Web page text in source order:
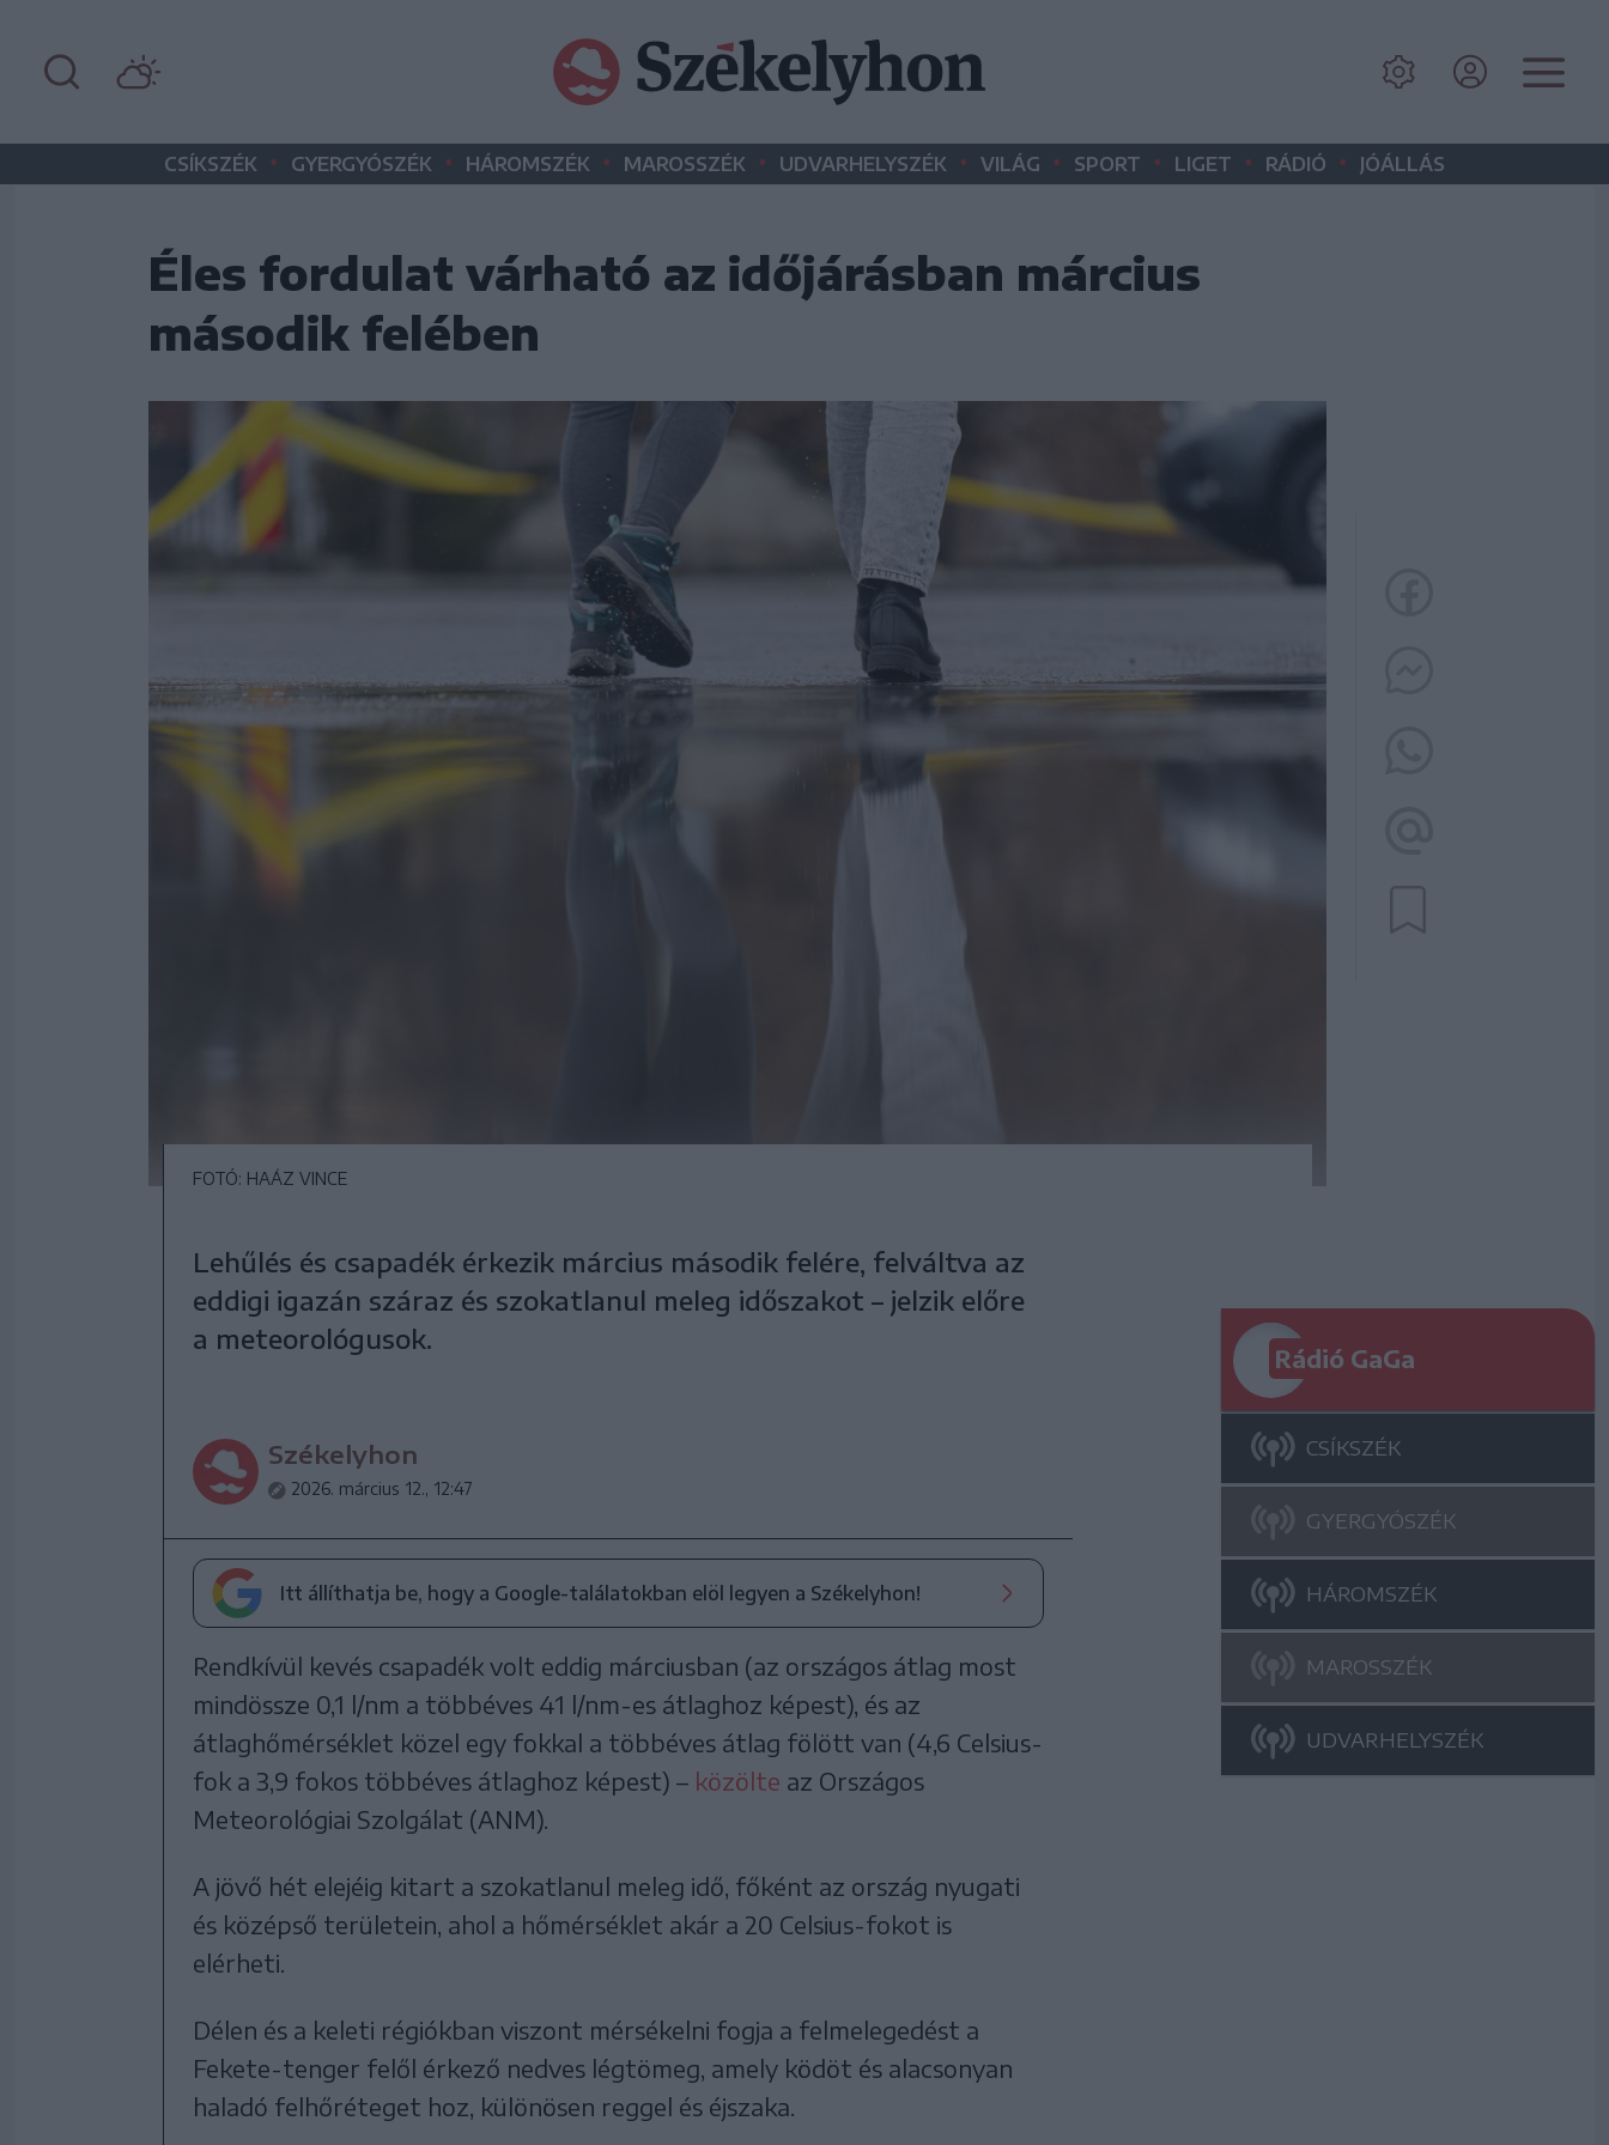
CSÍKSZÉK • GYERGYÓSZÉK • HÁROMSZÉK • MAROSSZÉK • UDVARHELYSZÉK • VILÁG • SPORT • LIGET • RÁDIÓ • JÓÁLLÁS
Éles fordulat várható az időjárásban március
második felében
FOTÓ: HAÁZ VINCE
Lehűlés és csapadék érkezik március második felére, felváltva az
eddigi igazán száraz és szokatlanul meleg időszakot – jelzik előre
a meteorológusok.
Székelyhon
2026. március 12., 12:47
Itt állíthatja be, hogy a Google-találatokban elöl legyen a Székelyhon!
Rendkívül kevés csapadék volt eddig márciusban (az országos átlag most
mindössze 0,1 l/nm a többéves 41 l/nm-es átlaghoz képest), és az
átlaghőmérséklet közel egy fokkal a többéves átlag fölött van (4,6 Celsius-
fok a 3,9 fokos többéves átlaghoz képest) – közölte az Országos
Meteorológiai Szolgálat (ANM).
A jövő hét elejéig kitart a szokatlanul meleg idő, főként az ország nyugati
és középső területein, ahol a hőmérséklet akár a 20 Celsius-fokot is
elérheti.
Délen és a keleti régiókban viszont mérsékelni fogja a felmelegedést a
Fekete-tenger felől érkező nedves légtömeg, amely ködöt és alacsonyan
haladó felhőréteget hoz, különösen reggel és éjszaka.
Rádió GaGa
CSÍKSZÉK
GYERGYÓSZÉK
HÁROMSZÉK
MAROSSZÉK
UDVARHELYSZÉK